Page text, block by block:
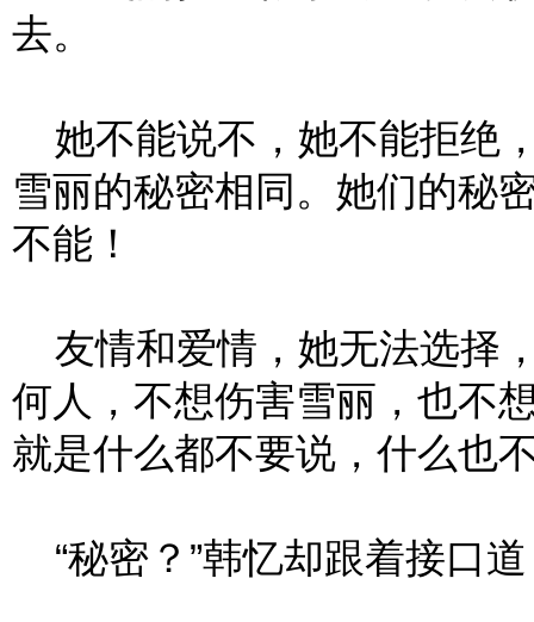
去。
她不能说不，她不能拒绝
雪丽的秘密相同。她们的秘
不能！
友情和爱情，她无法选择
何人，不想伤害雪丽，也不
就是什么都不要说，什么也
“秘密？”韩忆却跟着接口